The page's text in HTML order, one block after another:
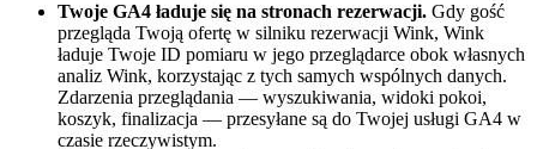
Twoje GA4 ładuje się na stronach rezerwacji. Gdy gość
przegląda Twoją ofertę w silniku rezerwacji Wink, Wink
ładuje Twoje ID pomiaru w jego przeglądarce obok własnych
analiz Wink, korzystając z tych samych wspólnych danych.
Zdarzenia przeglądania — wyszukiwania, widoki pokoi,
koszyk, finalizacja — przesyłane są do Twojej usługi GA4 w
czasie rzeczywistym.